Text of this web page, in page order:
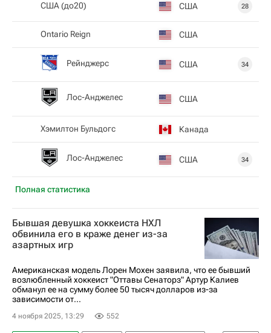
Полная статистика
США (до20) США 28
Ontario Reign США
Рейнджерс США 34
Лос-Анджелес США
Хэмилтон Бульдогс Канада
Лос-Анджелес США 34
Бывшая девушка хоккеиста НХЛ
обвинила его в краже денег из-за
азартных игр
Американская модель Лорен Мохен заявила, что ее бывший
возлюбленный хоккеист "Оттавы Сенаторз" Артур Калиев
обманул ее на сумму более 50 тысяч долларов из-за
зависимости от...
4 ноября 2025, 13:29 552